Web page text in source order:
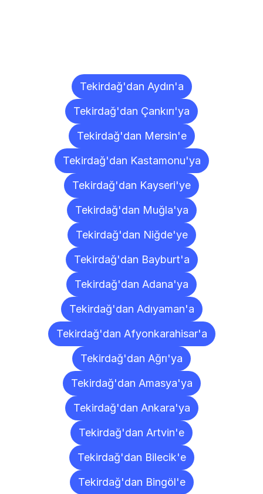
Tekirdağ'dan Aydın'a
Tekirdağ'dan Çankırı'ya
Tekirdağ'dan Mersin'e
Tekirdağ'dan Kastamonu'ya
Tekirdağ'dan Kayseri'ye
Tekirdağ'dan Muğla'ya
Tekirdağ'dan Niğde'ye
Tekirdağ'dan Bayburt'a
Tekirdağ'dan Adana'ya
Tekirdağ'dan Adıyaman'a
Tekirdağ'dan Afyonkarahisar'a
Tekirdağ'dan Ağrı'ya
Tekirdağ'dan Amasya'ya
Tekirdağ'dan Ankara'ya
Tekirdağ'dan Artvin'e
Tekirdağ'dan Bilecik'e
Tekirdağ'dan Bingöl'e